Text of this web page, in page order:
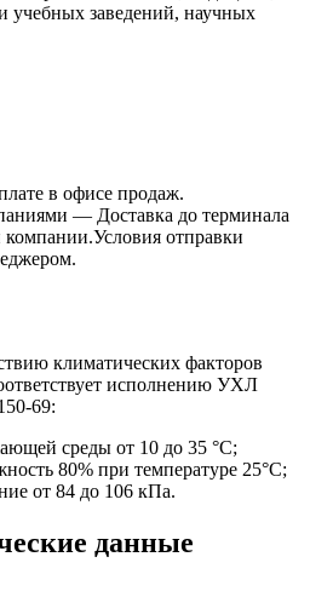
учебных заведений, научных
в офисе продаж.
— Доставка до терминала
отправки
климатических факторов
исполнению УХЛ
69:
среды от 10 до 35 °C;
80% при температуре 25°C;
от 84 до 106 кПа.
данные